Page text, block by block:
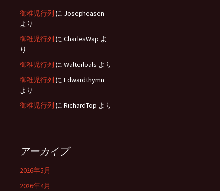
御稚児行列 に Josepheasen
より
御稚児行列 に CharlesWap よ
り
御稚児行列 に Walterloals より
御稚児行列 に Edwardthymn
より
御稚児行列 に RichardTop より
アーカイブ
2026年5月
2026年4月